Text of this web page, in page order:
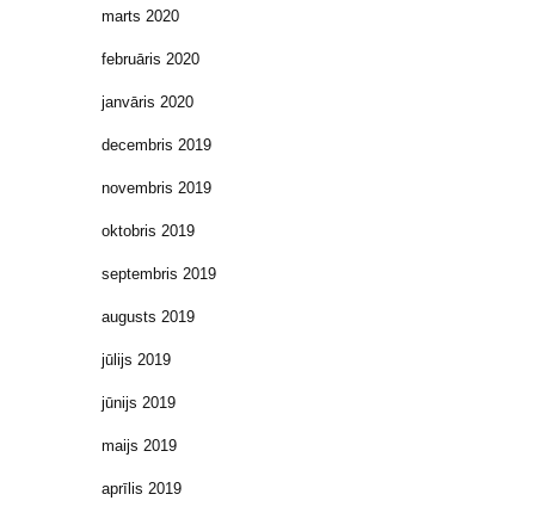
marts 2020
februāris 2020
janvāris 2020
decembris 2019
novembris 2019
oktobris 2019
septembris 2019
augusts 2019
jūlijs 2019
jūnijs 2019
maijs 2019
aprīlis 2019